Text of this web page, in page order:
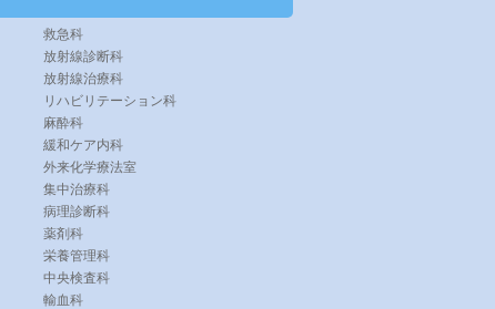
救急科
放射線診断科
放射線治療科
リハビリテーション科
麻酔科
緩和ケア内科
外来化学療法室
集中治療科
病理診断科
薬剤科
栄養管理科
中央検査科
輸血科